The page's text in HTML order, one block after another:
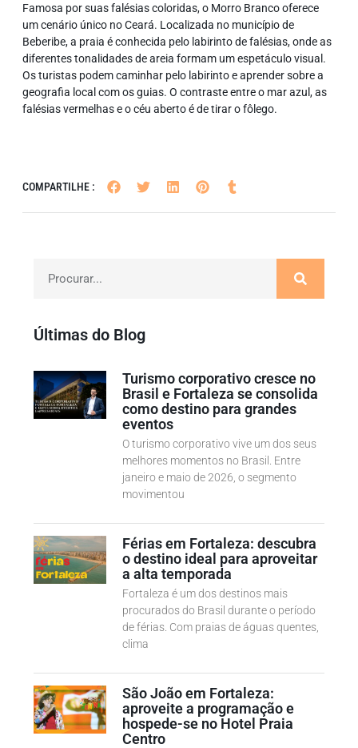
Famosa por suas falésias coloridas, o Morro Brancooferece
um cenário único no Ceará. Localizada no município de
Beberibe, a praia é conhecida pelo labirinto de falésias, onde as
diferentes tonalidades de areia formam um espetáculo visual.
Os turistas podem caminhar pelo labirinto e aprender sobre a
geografia local com os guias. O contraste entre o mar azul, as
falésias vermelhas e o céu aberto é de tirar o fôlego.
COMPARTILHE :
Últimas do Blog
Turismo corporativo cresce no
Brasil e Fortaleza se consolida
como destino para grandes
eventos
O turismo corporativo vive um dos seus
melhores momentos no Brasil. Entre
janeiro e maio de 2026, o segmento
movimentou
Férias em Fortaleza: descubra
o destino ideal para aproveitar
a alta temporada
Fortaleza é um dos destinos mais
procurados do Brasil durante o período
de férias. Com praias de águas quentes,
clima
São João em Fortaleza:
aproveite a programação e
hospede-se no Hotel Praia
Centro